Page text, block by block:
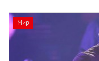
Мир